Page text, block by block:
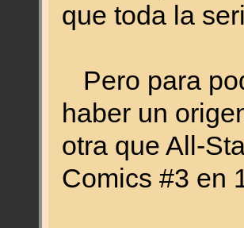
que toda la
Pero para
haber un
otra que All-
Comics #3 en